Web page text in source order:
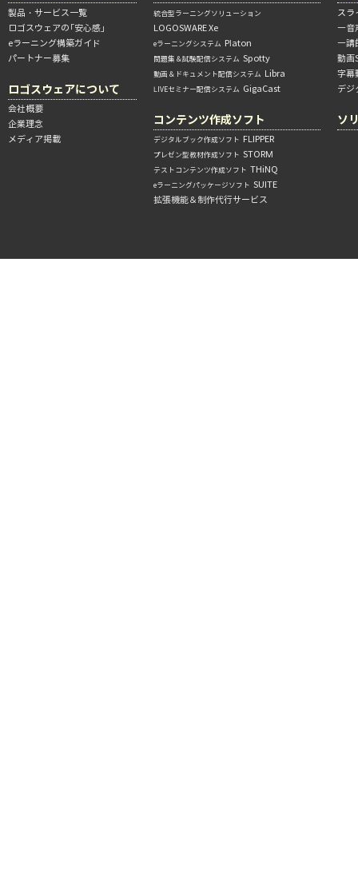
製品・サービス一覧
ロゴスウェアの「安心感」
eラーニング構築ガイド
パートナー募集
ロゴスウェアについて
会社概要
企業理念
メディア掲載
統合型ラーニングソリューション
LOGOSWARE Xe
eラーニングシステム Platon
問題集＆試験配信システム Spotty
動画＆ドキュメント配信システム Libra
LIVEセミナー配信システム GigaCast
コンテンツ作成ソフト
デジタルブック作成ソフト FLIPPER
プレゼン型教材作成ソフト STORM
テストコンテンツ作成ソフト THiNQ
eラーニングパッケージソフト SUITE
拡張機能＆制作代行サービス
ス
―音
―講
動画
字幕
デジ
ソ